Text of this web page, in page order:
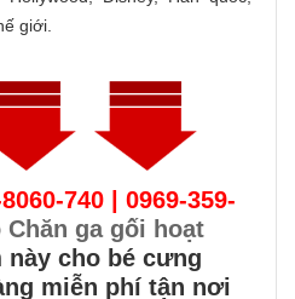
giới.
740 | 0969-359-
Chăn ga gối hoạt
này cho bé cưng
miễn phí tận nơi